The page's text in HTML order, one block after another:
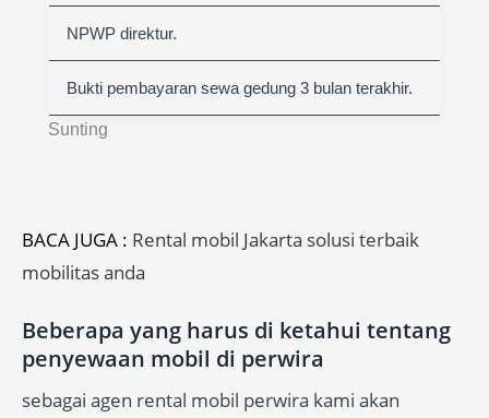
Sunting
NPWP direktur.
Bukti pembayaran sewa gedung 3 bulan terakhir.
BACA JUGA : Rental mobil Jakarta solusi terbaik
mobilitas anda
Beberapa yang harus di ketahui tentang
penyewaan mobil di perwira
sebagai agen rental mobil perwira kami akan